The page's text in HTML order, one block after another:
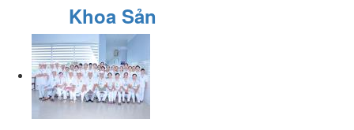
Khoa Sản